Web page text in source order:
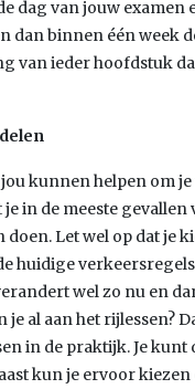
dag van jouw examen
dan binnen één week
van ieder hoofdstuk
kunnen helpen om
in de meeste gevallen
Let wel op dat je
huidige
wel zo nu en
al aan het rijlessen?
in de praktijk. Je kunt
kun je ervoor